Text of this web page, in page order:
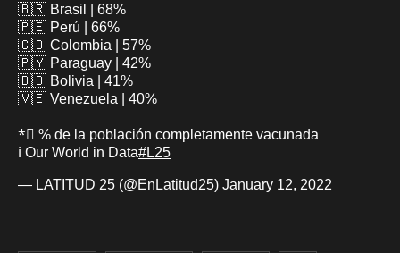
🇧🇷 Brasil | 68%
🇵🇪 Perú | 66%
🇨🇴 Colombia | 57%
🇵🇾 Paraguay | 42%
🇧🇴 Bolivia | 41%
🇻🇪 Venezuela | 40%
*⃣ % de la población completamente vacunada
ℹ️ Our World in Data#L25
— LATITUD 25 (@EnLatitud25) January 12, 2022